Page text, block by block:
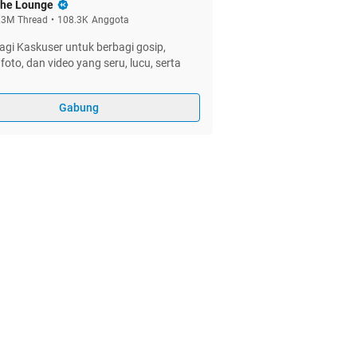
Lounge
Thread • 108.3K Anggota
Kaskuser untuk berbagi gosip,
dan video yang seru, lucu, serta
Gabung